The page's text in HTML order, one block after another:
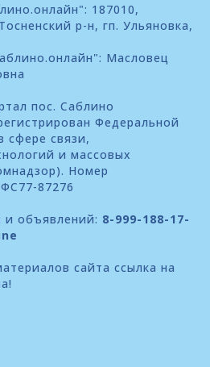
187010,
р-н, гп. Ульяновка,
Масловец
пос. Саблино
Федеральной
сфере связи,
и массовых
Номер
87276
объявлений: 8-999-188-17-
сайта ссылка на